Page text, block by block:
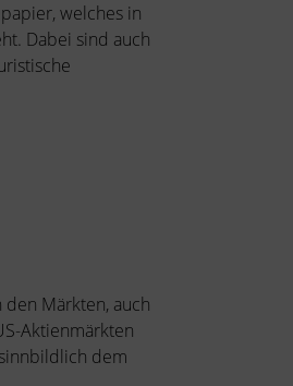
welches in
Dabei sind auch
Märkten, auch
Aktienmärkten
dem